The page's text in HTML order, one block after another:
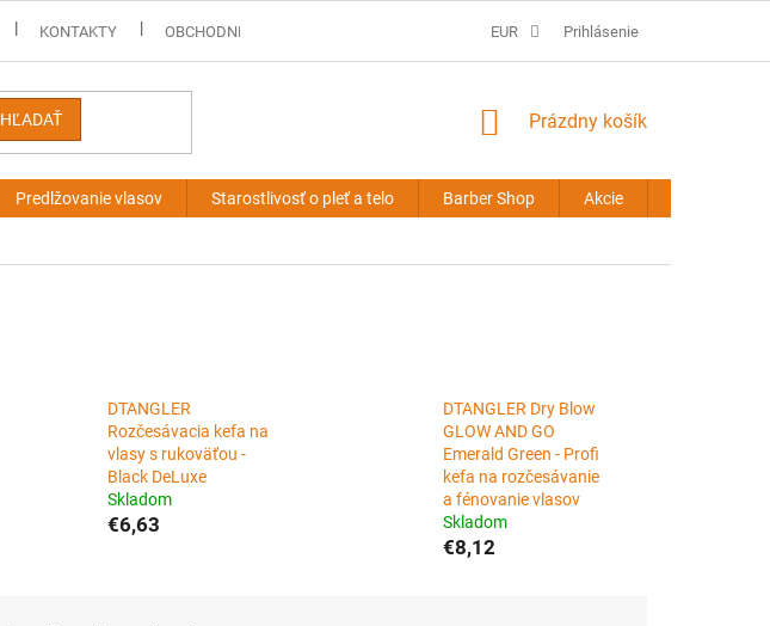
KONTAKTY OBCHODNÉ PODMIENKY PREDLŽOVANIE VLASOV - OBCHODNÉ PODMIENKY
EUR Prihlásenie
HĽADAŤ
NÁKUPNÝ
Prázdny košík
Predlžovanie vlasov Starostlivosť o pleť a telo Barber Shop Akcie
DTANGLER
Rozčesávacia kefa na
vlasy s rukoväťou -
Black DeLuxe
Skladom
€6,63
DTANGLER Dry Blow
GLOW AND GO
Emerald Green - Profi
kefa na rozčesávanie
a fénovanie vlasov
Skladom
€8,12